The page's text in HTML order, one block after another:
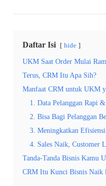
Daftar Isi hide
UKM Saat Order Mulai
Terus, CRM Itu Apa Sih?
Manfaat CRM untuk UKM
1. Data Pelanggan Rapi
2. Bisa Bagi Pelanggan
3. Meningkatkan
4. Sales Naik, Customer
Tanda-Tanda Bisnis Kamu
CRM Itu Kunci Bisnis Naik